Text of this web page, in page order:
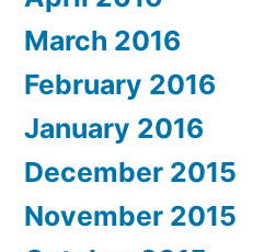
March 2016
February 2016
January 2016
December 2015
November 2015